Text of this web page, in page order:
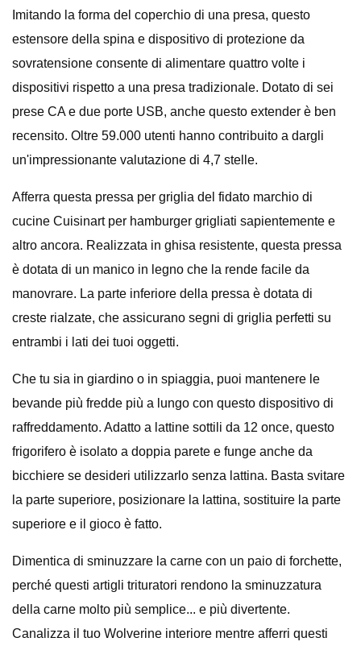
Imitando la forma del coperchio di una presa, questo
estensore della spina e dispositivo di protezione da
sovratensione consente di alimentare quattro volte i
dispositivi rispetto a una presa tradizionale. Dotato di sei
prese CA e due porte USB, anche questo extender è ben
recensito. Oltre 59.000 utenti hanno contribuito a dargli
un'impressionante valutazione di 4,7 stelle.
Afferra questa pressa per griglia del fidato marchio di
cucine Cuisinart per hamburger grigliati sapientemente e
altro ancora. Realizzata in ghisa resistente, questa pressa
è dotata di un manico in legno che la rende facile da
manovrare. La parte inferiore della pressa è dotata di
creste rialzate, che assicurano segni di griglia perfetti su
entrambi i lati dei tuoi oggetti.
Che tu sia in giardino o in spiaggia, puoi mantenere le
bevande più fredde più a lungo con questo dispositivo di
raffreddamento. Adatto a lattine sottili da 12 once, questo
frigorifero è isolato a doppia parete e funge anche da
bicchiere se desideri utilizzarlo senza lattina. Basta svitare
la parte superiore, posizionare la lattina, sostituire la parte
superiore e il gioco è fatto.
Dimentica di sminuzzare la carne con un paio di forchette,
perché questi artigli trituratori rendono la sminuzzatura
della carne molto più semplice... e più divertente.
Canalizza il tuo Wolverine interiore mentre afferri questi